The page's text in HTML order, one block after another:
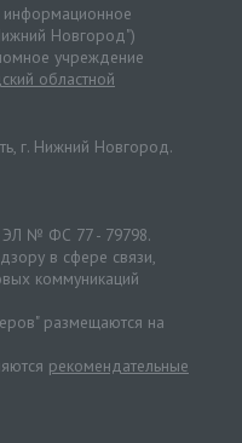
Новгород")
учреждение
областной
г. Нижний Новгород.
ЭЛ № ФС 77 - 79798.
в сфере связи,
коммуникаций
размещаются на
рекомендательные